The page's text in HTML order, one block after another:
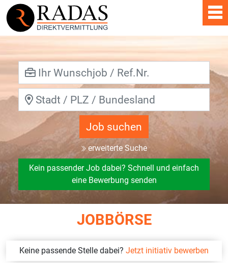
Job suchen
erweiterte Suche
Kein passender Job dabei? Schnell und einfach
eine Bewerbung senden
JOBBÖRSE
Keine passende Stelle dabei? Jetzt initiativ bewerben